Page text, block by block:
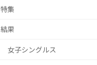
特集
結果
女子シングルス